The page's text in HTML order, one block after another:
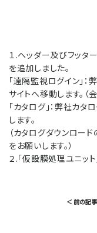
１.ヘッダー及びフッタ
を追加しました。
「遠隔監視ログイン」
サイトへ移動します。（
「カタログ」：弊社カ
します。
（カタログダウンロー
をお願いします。）
２.「仮設膜処理ユニッ
＜ 前の記事